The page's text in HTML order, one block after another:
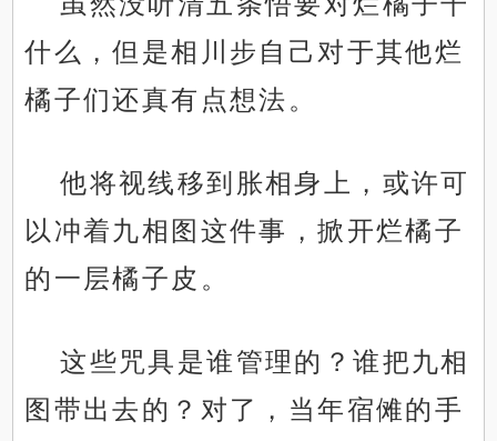
什么，但是相川步自己对于其他烂
橘子们还真有点想法。
他将视线移到胀相身上，或许可
以冲着九相图这件事，掀开烂橘子
的一层橘子皮。
这些咒具是谁管理的？谁把九相
图带出去的？对了，当年宿傩的手